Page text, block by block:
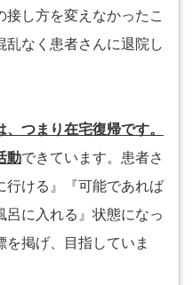
接し方を変えなかったこ
乱なく患者さんに退院し
つまり在宅復帰です。
動できています。患者さ
行ける』『可能であれば
呂に入れる』状態になっ
掲げ、目指していま